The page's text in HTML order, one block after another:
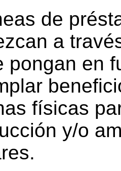
de
a
pongan en
físicas
y/o